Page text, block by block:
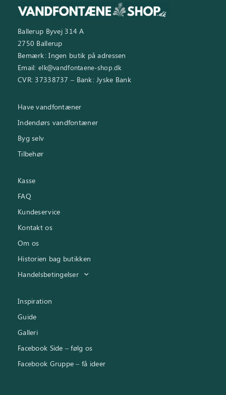
Ballerup Byvej 314 A
2750 Ballerup
Bemærk: Ingen butik på adressen
Email: elk@vandfontaene-shop.dk
CVR: 37338737 – Bank: Jyske Bank
Have vandfontæner
Indendørs vandfontæner
Byg selv
Tilbehør
Kasse
FAQ
Kundeservice
Kontakt os
Om os
Historien bag butikken
Handelsbetingelser
Inspiration
Guide
Galleri
Facebook Side – følg os
Facebook Gruppe – få ideer